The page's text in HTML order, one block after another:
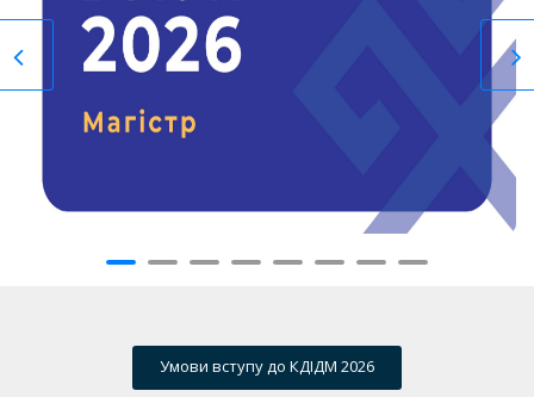
Умови вступу до КДІДМ 2026